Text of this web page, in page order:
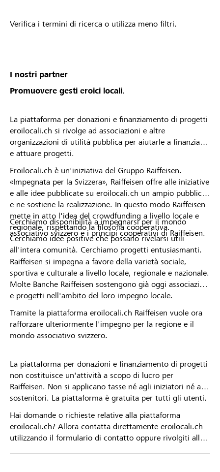
Verifica i termini di ricerca o utilizza meno filtri.
I nostri partner
Promuovere gesti eroici locali.
La piattaforma per donazioni e finanziamento di progetti
eroilocali.ch si rivolge ad associazioni e altre
organizzazioni di utilità pubblica per aiutarle a finanziare
e attuare progetti.
Eroilocali.ch è un'iniziativa del Gruppo Raiffeisen.
«Impegnata per la Svizzera», Raiffeisen offre alle iniziative
e alle idee pubblicate su eroilocali.ch un ampio pubblico
e ne sostiene la realizzazione. In questo modo Raiffeisen
mette in atto l'idea del crowdfunding a livello locale e
regionale, rispettando la filosofia cooperativa.
Cerchiamo idee positive che possano rivelarsi utili
all'intera comunità. Cerchiamo progetti entusiasmanti.
Cerchiamo disponibilità a impegnarsi per il mondo
associativo svizzero e i principi cooperativi di Raiffeisen.
Raiffeisen si impegna a favore della varietà sociale,
sportiva e culturale a livello locale, regionale e nazionale.
Molte Banche Raiffeisen sostengono già oggi associazioni
e progetti nell'ambito del loro impegno locale.
Tramite la piattaforma eroilocali.ch Raiffeisen vuole ora
rafforzare ulteriormente l'impegno per la regione e il
mondo associativo svizzero.
La piattaforma per donazioni e finanziamento di progetti
non costituisce un'attività a scopo di lucro per
Raiffeisen. Non si applicano tasse né agli iniziatori né ai
sostenitori. La piattaforma è gratuita per tutti gli utenti.
Hai domande o richieste relative alla piattaforma
eroilocali.ch? Allora contatta direttamente eroilocali.ch
utilizzando il formulario di contatto oppure rivolgiti alla